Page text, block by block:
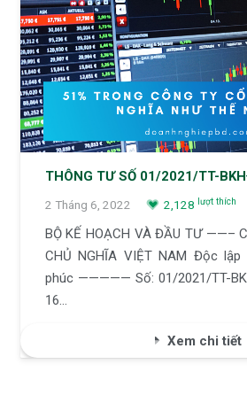
THÔNG TƯ SỐ 01/2021/TT-
2 Tháng 6, 2022 2,128 lượt thích
BỘ KẾ HOẠCH VÀ ĐẦU TƯ ——–
CHỦ NGHĨA VIỆT NAM Độc
phúc ————— Số: 01/2021/TT-
16…
Xem chi tiết